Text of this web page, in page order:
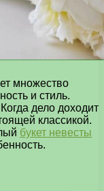
множество
и стиль.
дело доходит
классикой.
букет невесты